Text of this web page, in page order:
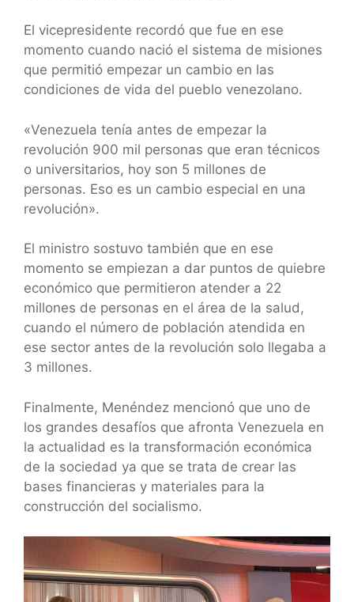
El vicepresidente recordó que fue en ese
momento cuando nació el sistema de misiones
que permitió empezar un cambio en las
condiciones de vida del pueblo venezolano.
«Venezuela tenía antes de empezar la
revolución 900 mil personas que eran técnicos
o universitarios, hoy son 5 millones de
personas. Eso es un cambio especial en una
revolución».
El ministro sostuvo también que en ese
momento se empiezan a dar puntos de quiebre
económico que permitieron atender a 22
millones de personas en el área de la salud,
cuando el número de población atendida en
ese sector antes de la revolución solo llegaba a
3 millones.
Finalmente, Menéndez mencionó que uno de
los grandes desafíos que afronta Venezuela en
la actualidad es la transformación económica
de la sociedad ya que se trata de crear las
bases financieras y materiales para la
construcción del socialismo.